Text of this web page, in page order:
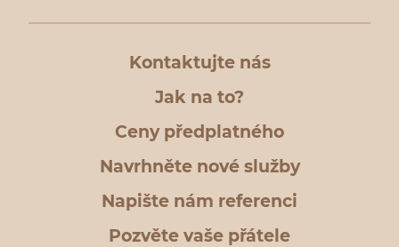
Kontaktujte nás
Jak na to?
Ceny předplatného
Navrhněte nové služby
Napište nám referenci
Pozvěte vaše přátele